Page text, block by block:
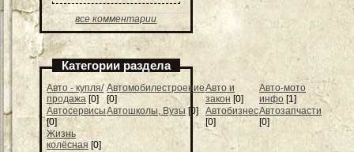
все комментарии
Категории раздела
Авто - купля/
продажа [0]
Автомобилестроение
[0]
Авто и
закон [0]
Авто-мото
инфо [1]
Автосервисы
[0]
Автошколы, Вузы [0]
Автобизнес
[0]
Автозапчасти
[0]
Жизнь
колёсная [0]